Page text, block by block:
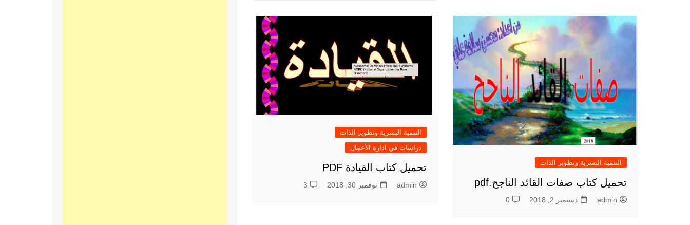
التنمية البشرية وتطوير الذات
تحميل كتاب صفات القائد الناجح.pdf
admin ديسمبر 2, 2018 0
التنمية البشرية وتطوير الذات
دراسات في ادارة الأعمال
تحميل كتاب القيادة PDF
admin نوفمبر 30, 2018 3